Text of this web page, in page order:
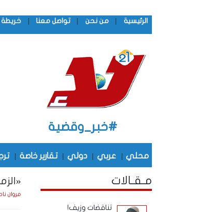
الرئيسية | من نحن | تواصل معنا | خريطة
#خبر_وقضية
محلي | عربي | دولي | تقارير خاصة |
مروان
مـقـالات
تناقضات وزيف!